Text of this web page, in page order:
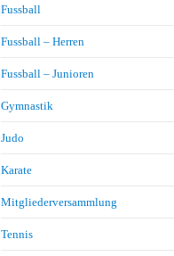
Fussball
Fussball – Herren
Fussball – Junioren
Gymnastik
Judo
Karate
Mitgliederversammlung
Tennis